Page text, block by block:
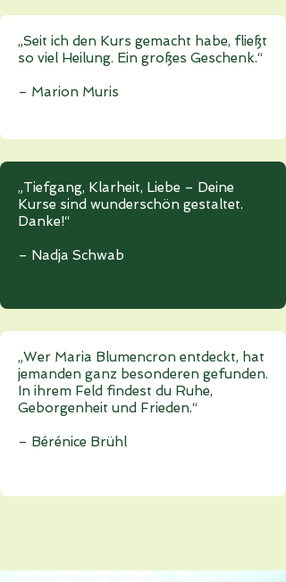
„Seit ich den Kurs gemacht habe, fließt
so viel Heilung. Ein großes Geschenk.“
– Marion Muris
„Tiefgang, Klarheit, Liebe – Deine
Kurse sind wunderschön gestaltet.
Danke!“
– Nadja Schwab
„Wer Maria Blumencron entdeckt, hat
jemanden ganz besonderen gefunden.
In ihrem Feld findest du Ruhe,
Geborgenheit und Frieden.“
– Bérénice Brühl